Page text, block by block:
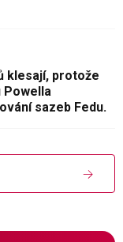
klesají, protože
Powella
sazeb Fedu.